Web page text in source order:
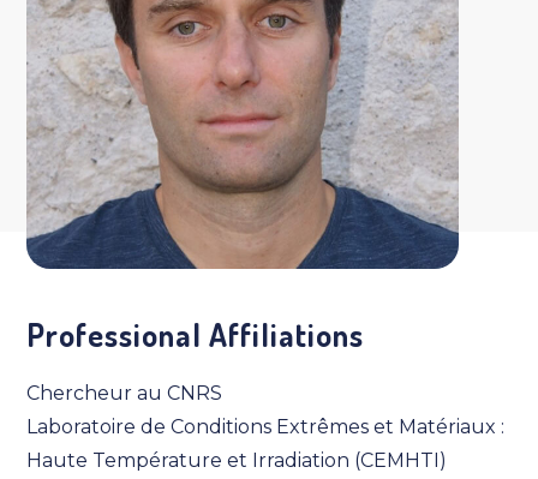
Professional Affiliations
Chercheur au CNRS
Laboratoire de Conditions Extrêmes et Matériaux :
Haute Température et Irradiation (CEMHTI)